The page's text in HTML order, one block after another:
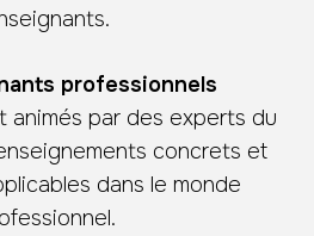
professionnels
animés par des experts du
concrets et
dans le monde